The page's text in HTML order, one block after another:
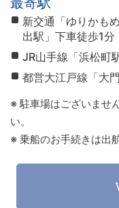
新交通「ゆりかも
出駅」下車徒歩1分
JR山手線「浜松町
都営大江戸線「大
※ 駐車場はございませ
い。
※ 乗船のお手続きは出